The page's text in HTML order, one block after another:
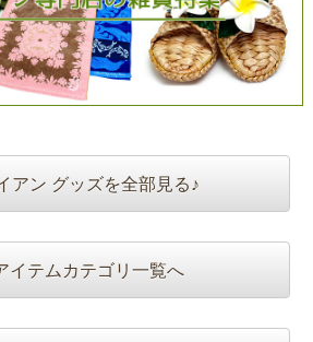
アン グッズを全部見る♪
イテムカテゴリ一覧へ